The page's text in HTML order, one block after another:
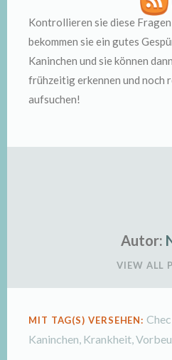
Kontrollieren sie diese
bekommen sie ein gutes
Kaninchen und sie können
frühzeitig erkennen und noch
aufsuchen!
Autor:
VIEW ALL
MIT TAG(S) VERSEHEN:
Kaninchen Krankheit